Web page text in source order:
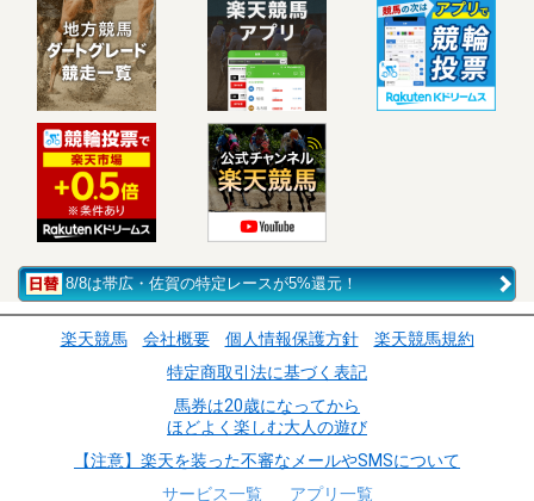
8/8は帯広・佐賀の特定レースが5%還元！
楽天競馬 会社概要 個人情報保護方針
楽天競馬規約
特定商取引法に基づく表記
馬券は20歳になってから
ほどよく楽しむ大人の遊び
【注意】楽天を装った不審なメールやSMSについて
サービス一覧
アプリ一覧